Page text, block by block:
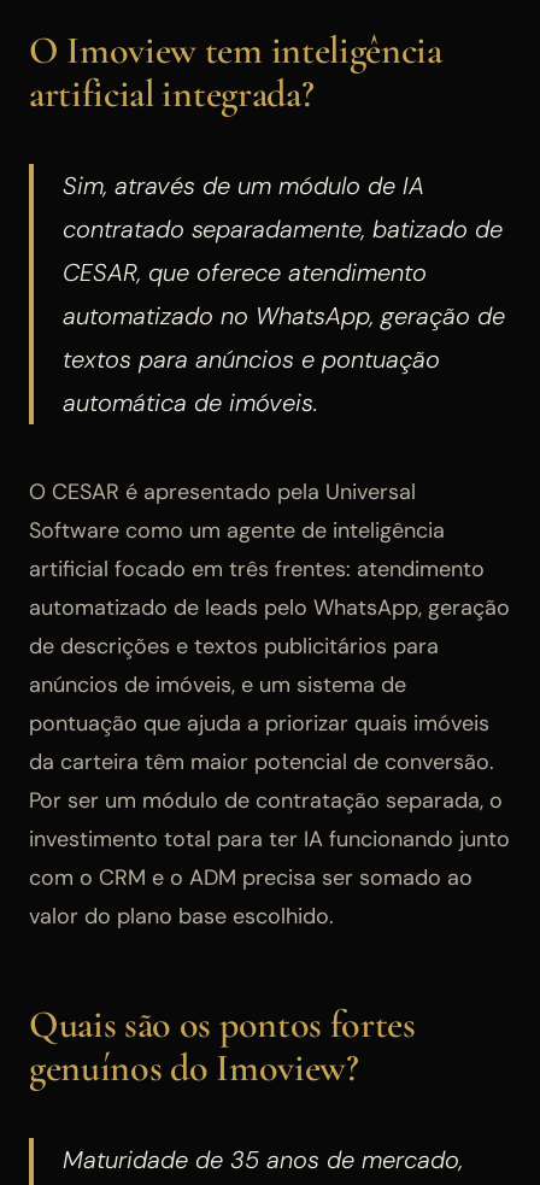
O Imoview tem inteligência
artificial integrada?
Sim, através de um módulo de IA
contratado separadamente, batizado de
CESAR, que oferece atendimento
automatizado no WhatsApp, geração de
textos para anúncios e pontuação
automática de imóveis.
O CESAR é apresentado pela Universal
Software como um agente de inteligência
artificial focado em três frentes: atendimento
automatizado de leads pelo WhatsApp, geração
de descrições e textos publicitários para
anúncios de imóveis, e um sistema de
pontuação que ajuda a priorizar quais imóveis
da carteira têm maior potencial de conversão.
Por ser um módulo de contratação separada, o
investimento total para ter IA funcionando junto
com o CRM e o ADM precisa ser somado ao
valor do plano base escolhido.
Quais são os pontos fortes
genuínos do Imoview?
Maturidade de 35 anos de mercado,